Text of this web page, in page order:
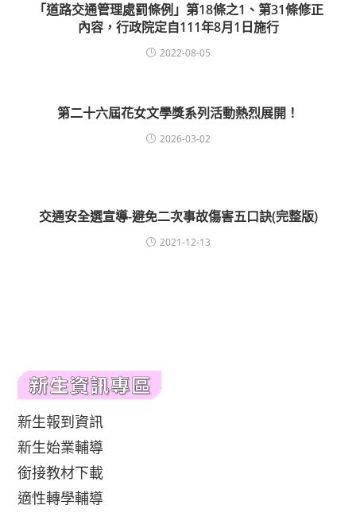
「道路交通管理處罰條例」第18條之1、第31條修正
內容，行政院定自111年8月1日施行
2022-08-05
第二十六屆花女文學獎系列活動熱烈展開！
2026-03-02
交通安全選宣導-避免二次事故傷害五口訣(完整版)
2021-12-13
新生報到資訊
新生始業輔導
銜接教材下載
適性轉學輔導